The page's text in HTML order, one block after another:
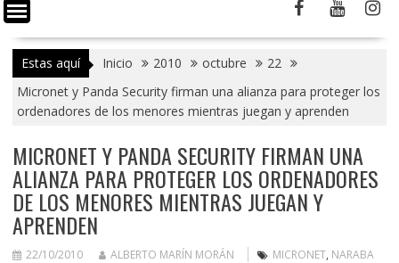
Estas aquí Inicio 2010 octubre
22
Micronet y Panda Security firman una alianza para proteger los
ordenadores de los menores mientras juegan y aprenden
MICRONET Y PANDA SECURITY FIRMAN UNA
ALIANZA PARA PROTEGER LOS ORDENADORES
DE LOS MENORES MIENTRAS JUEGAN Y
APRENDEN
22/10/2010 ALBERTO MARÍN MORÁN MICRONET, NARABA